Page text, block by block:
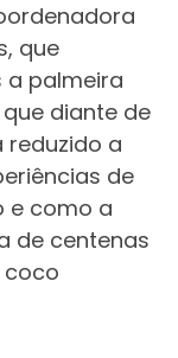
que
a palmeira
diante de
reduzido a
de
e como a
de centenas
coco